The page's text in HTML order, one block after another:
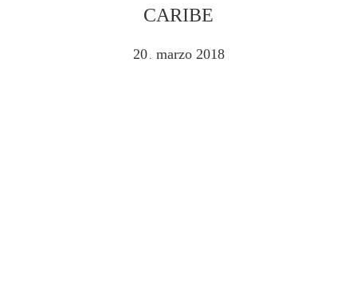
CARIBE
20 . marzo 2018